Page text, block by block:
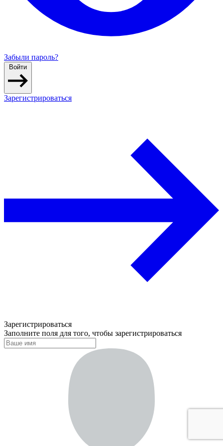
Забыли пароль?
Войти
Зарегистрироваться
Зарегистрироваться
Заполните поля для того, чтобы зарегистрироваться